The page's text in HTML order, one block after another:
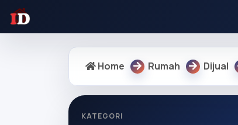
Home Rumah Dijual
KATEGORI